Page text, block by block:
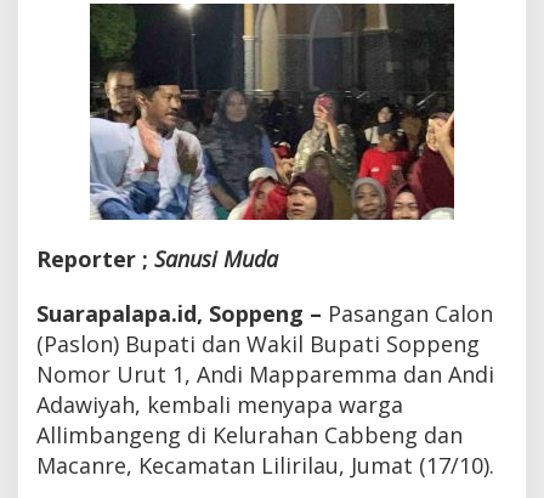
Reporter ; Sanusi Muda
Suarapalapa.id, Soppeng – Pasangan Calon
(Paslon) Bupati dan Wakil Bupati Soppeng
Nomor Urut 1, Andi Mapparemma dan Andi
Adawiyah, kembali menyapa warga
Allimbangeng di Kelurahan Cabbeng dan
Macanre, Kecamatan Lilirilau, Jumat (17/10).